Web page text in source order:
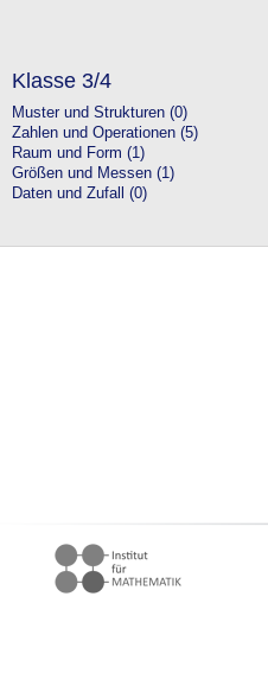
Klasse 3/4
Muster und Strukturen (0)
Zahlen und Operationen (5)
Raum und Form (1)
Größen und Messen (1)
Daten und Zufall (0)